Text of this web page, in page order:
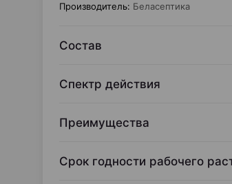
Производитель: Беласептика
Состав
Спектр действия
Преимущества
Срок годности рабочего